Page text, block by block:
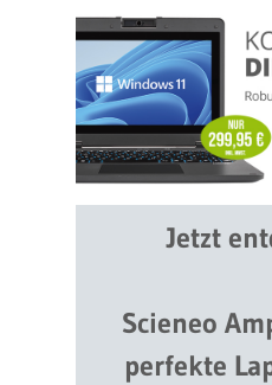
Jetzt
Scieneo
perfekte